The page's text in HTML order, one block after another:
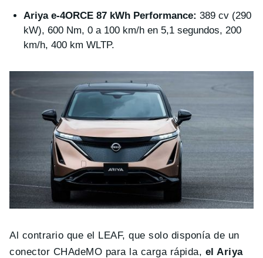
Ariya e-4ORCE 87 kWh Performance: 389 cv (290
kW), 600 Nm, 0 a 100 km/h en 5,1 segundos, 200
km/h, 400 km WLTP.
Al contrario que el LEAF, que solo disponía de un
conector CHAdeMO para la carga rápida, el Ariya